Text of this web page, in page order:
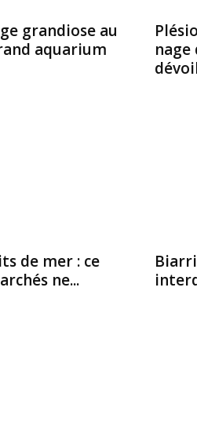
grandiose au
aquarium
nage
de mer : ce
ne...